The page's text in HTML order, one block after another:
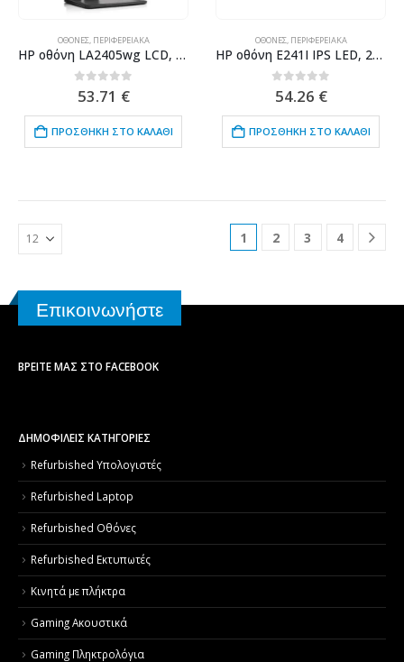
ΟΘΌΝΕΣ, ΠΕΡΙΦΕΡΕΙΑΚΆ
HP οθόνη LA2405wg LCD, 24″ 1920×1200, VGA/DVI/DisplayPort, Grade B
0out of 5
53.71 €
ΠΡΟΣΘΉΚΗ ΣΤΟ ΚΑΛΆΘΙ
ΟΘΌΝΕΣ, ΠΕΡΙΦΕΡΕΙΑΚΆ
HP οθόνη E241I IPS LED, 24″ 1920×1200, VGA/DVI/DisplayPort, χωρίς βάση, Grade B
0out of 5
54.26 €
ΠΡΟΣΘΉΚΗ ΣΤΟ ΚΑΛΆΘΙ
1 2 3 4
Επικοινωνήστε
ΒΡΕΊΤΕ ΜΑΣ ΣΤΟ FACEBOOK
ΔΗΜΟΦΙΛΕΙΣ ΚΑΤΗΓΟΡΙΕΣ
Refurbished Υπολογιστές
Refurbished Laptop
Refurbished Οθόνες
Refurbished Εκτυπωτές
Κινητά με πλήκτρα
Gaming Ακουστικά
Gaming Πληκτρολόγια